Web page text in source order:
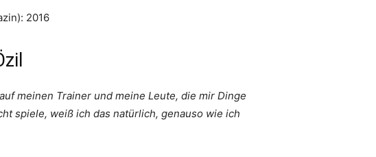
2016
meinen Trainer und meine Leute, die mir Dinge
spiele, weiß ich das natürlich, genauso wie ich